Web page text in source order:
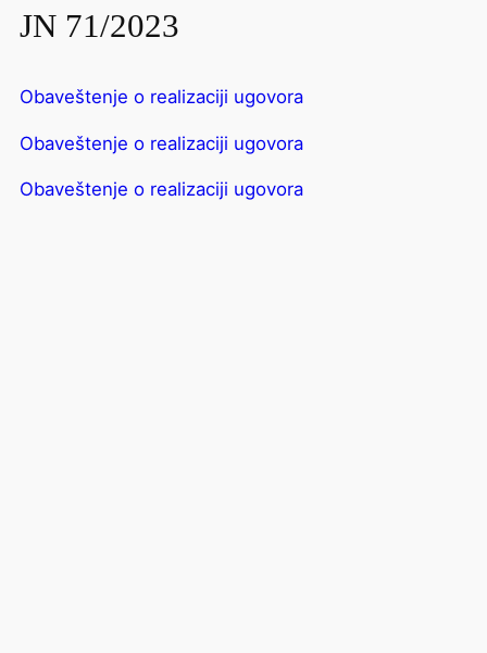
JN 71/2023
Obaveštenje o realizaciji ugovora
Obaveštenje o realizaciji ugovora
Obaveštenje o realizaciji ugovora